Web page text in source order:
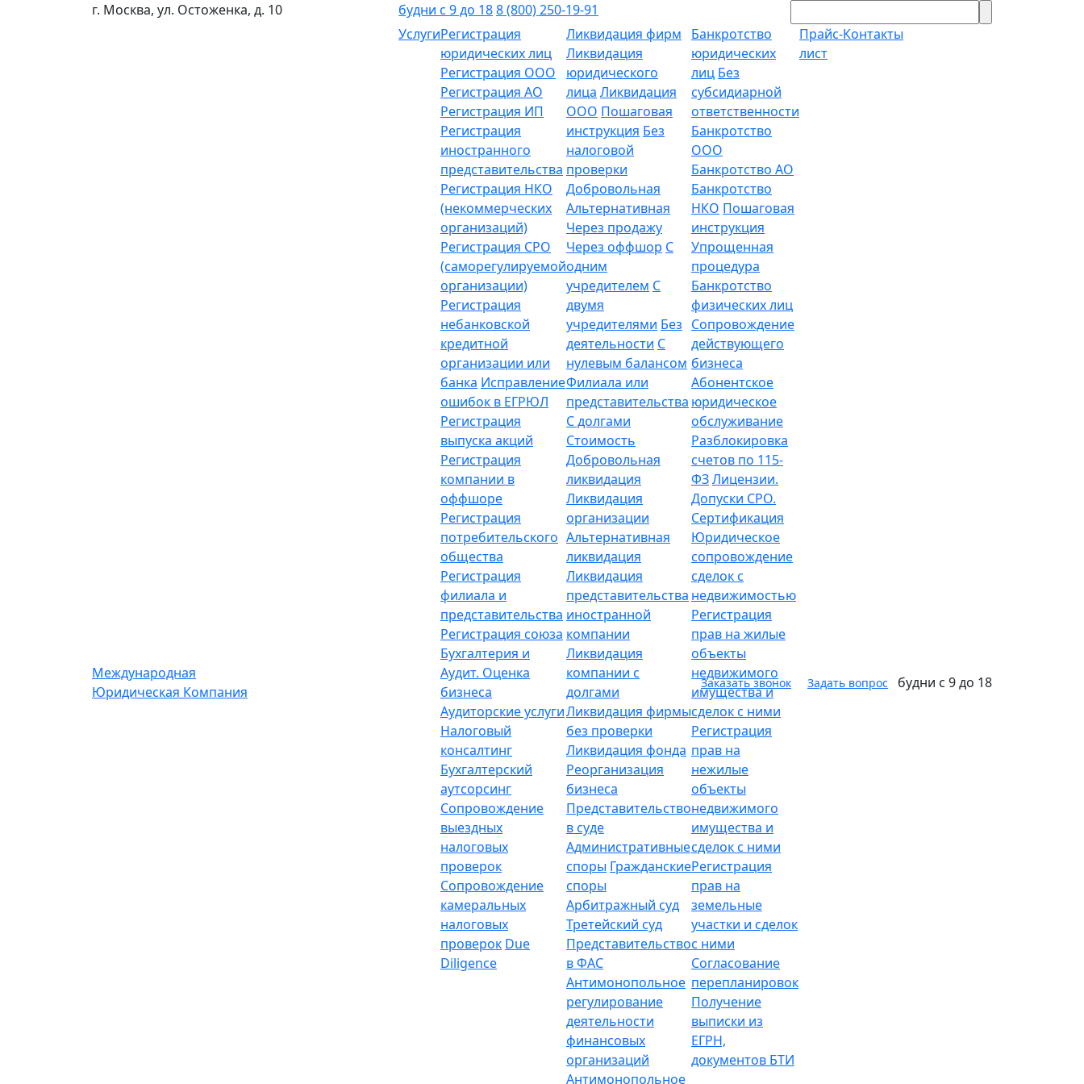
г. Москва, ул. Остоженка, д. 10 будни с 9 до 188 (800) 250-19-91
Международная
Юридическая Компания
УслугиРегистрация
юридических лиц
Регистрация ООО
Регистрация АО
Регистрация ИП
Регистрация
иностранного
представительства
Регистрация НКО
(некоммерческих
организаций)
Регистрация СРО
(саморегулируемой
организации)
Регистрация
небанковской
кредитной
организации или
банка Исправление
ошибок в ЕГРЮЛ
Регистрация
выпуска акций
Регистрация
компании в
оффшоре
Регистрация
потребительского
общества
Регистрация
филиала и
представительства
Регистрация союза
Бухгалтерия и
Аудит. Оценка
бизнеса
Аудиторские услуги
Налоговый
консалтинг
Бухгалтерский
аутсорсинг
Сопровождение
выездных
налоговых
проверок
Сопровождение
камеральных
налоговых
проверок Due
Diligence
Ликвидация фирм
Ликвидация
юридического
лица Ликвидация
ООО Пошаговая
инструкция Без
налоговой
проверки
Добровольная
Альтернативная
Через продажу
Через оффшор С
одним
учредителем С
двумя
учредителями Без
деятельности С
нулевым балансом
Филиала или
представительства
С долгами
Стоимость
Добровольная
ликвидация
Ликвидация
организации
Альтернативная
ликвидация
Ликвидация
представительства
иностранной
компании
Ликвидация
компании с
долгами
Ликвидация фирмы
без проверки
Ликвидация фонда
Реорганизация
бизнеса
Представительство
в суде
Административные
споры Гражданские
споры
Арбитражный суд
Третейский суд
Представительство
в ФАС
Антимонопольное
регулирование
деятельности
финансовых
организаций
Антимонопольное
Банкротство
юридических
лиц Без
субсидиарной
ответственности
Банкротство
ООО
Банкротство АО
Банкротство
НКО Пошаговая
инструкция
Упрощенная
процедура
Банкротство
физических лиц
Сопровождение
действующего
бизнеса
Абонентское
юридическое
обслуживание
Разблокировка
счетов по 115-
ФЗЛицензии.
Допуски СРО.
Сертификация
Юридическое
сопровождение
сделок с
недвижимостью
Регистрация
прав на жилые
объекты
недвижимого
имущества и
сделок с ними
Регистрация
прав на
нежилые
объекты
недвижимого
имущества и
сделок с ними
Регистрация
прав на
земельные
участки и сделок
с ними
Согласование
перепланировок
Получение
выписки из
ЕГРН,
документов БТИ
Прайс-
лист
Контакты
Заказать звонок Задать вопрос будни с 9 до 18